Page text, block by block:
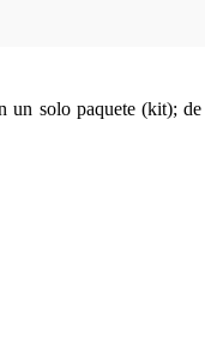
solo paquete (kit); de